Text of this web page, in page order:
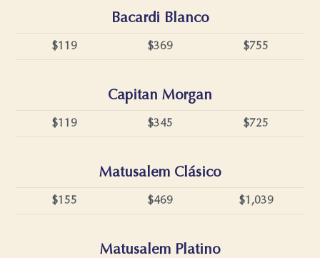
Bacardi Blanco
$119 $369 $755
Capitan Morgan
$119 $345 $725
Matusalem Clásico
$155 $469 $1,039
Matusalem Platino